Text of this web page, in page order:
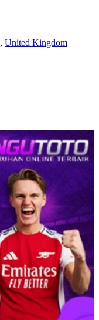
, United Kingdom